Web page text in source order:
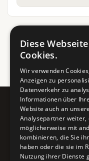
Pure BiH
Authentisches Bosnien
Ein Teil des BTP Reise-
Diese
Cookies.
Wir verwenden
Anzeigen zu
Datenverkehr zu
Informationen über
Website auch an
Analysepartner weiter,
möglicherweise mit
kombinieren, die Sie
haben oder die sie im
Nutzung ihrer Dienste